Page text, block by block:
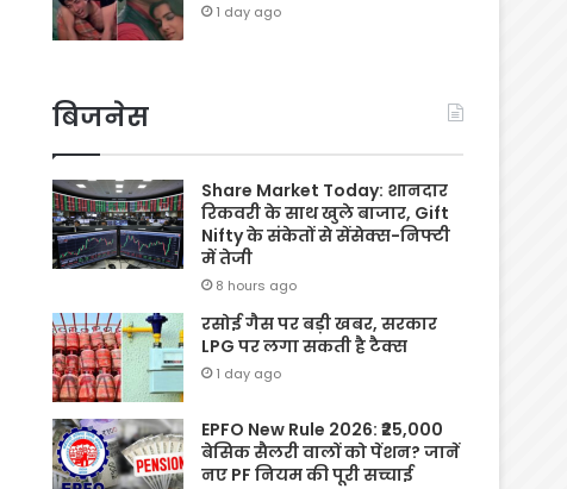
1 day ago
बिजनेस
Share Market Today: शानदार
रिकवरी के साथ खुले बाजार, Gift
Nifty के संकेतों से सेंसेक्स-निफ्टी
में तेजी
8 hours ago
रसोई गैस पर बड़ी खबर, सरकार
LPG पर लगा सकती है टैक्स
1 day ago
EPFO New Rule 2026: ₹25,000
बेसिक सैलरी वालों को पेंशन? जानें
नए PF नियम की पूरी सच्चाई